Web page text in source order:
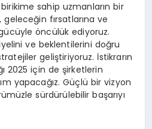
sahip uzmanların bir
fırsatlarına ve
öncülük ediyoruz.
ve beklentilerini doğru
geliştiriyoruz. İstikrarın
2025 için de şirketlerin
yapacağız. Güçlü bir vizyon
sürdürülebilir başarıyı